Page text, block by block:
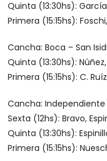
Quinta (13:30hs):
Primera (15:15hs):
Cancha: Boca – San
Quinta (13:30hs):
Primera (15:15hs): C.
Cancha:
Sexta (12hs): Bravo,
Quinta (13:30hs):
Primera (15:15hs):